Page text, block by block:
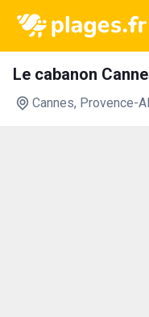
Le cabanon
Cannes, Provence-